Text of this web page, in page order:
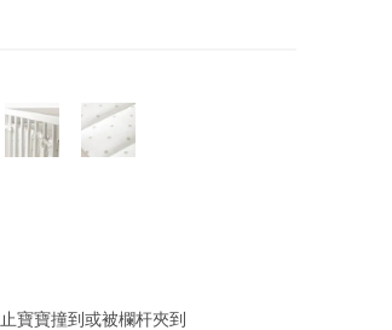
寶寶撞到或被欄杆夾到